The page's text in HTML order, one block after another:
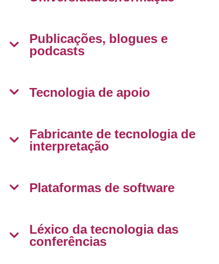
Publicações, blogues e
podcasts
Tecnologia de apoio
Fabricante de tecnologia de
interpretação
Plataformas de software
Léxico da tecnologia das
conferências